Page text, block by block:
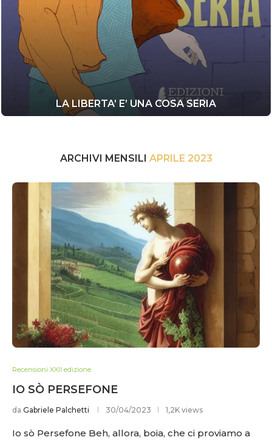
LA LIBERTA’ E’ UNA COSA SERIA
ARCHIVI MENSILI APRILE 2023
Recensioni XXII edizione
IO SÒ PERSEFONE
da Gabriele Palchetti 30/04/2023 1,2K views
Io sò Persefone Beh, allora, boia, che ci proviamo a